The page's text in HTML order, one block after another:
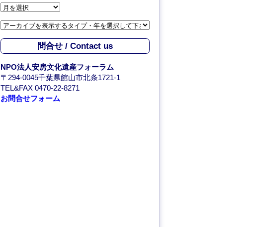
ア
カ
イ
ブ
A
r
c
h
問合せ / Contact us
NPO法人安房文化遺産フォーラム
〒294-0045千葉県館山市北条1721-1
TEL&FAX 0470-22-8271
お問合せフォーム